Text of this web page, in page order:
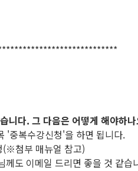
니다. 그 다음은 어떻게 해야하
'중복수강신청'을 하면 됩니다.
첨부 매뉴얼 참고)
도 이메일 드리면 좋을 것 같습